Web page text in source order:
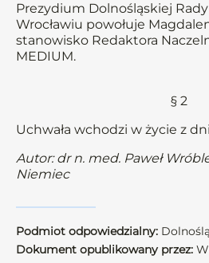
Prezydium Dolnośląskiej
Wrocławiu powołuje
stanowisko Redaktora
MEDIUM.
§ 2
Uchwała wchodzi w życie z
Autor: dr n. med. Paweł
Niemiec
Podmiot odpowiedzialny:
Dokument opublikowany przez: